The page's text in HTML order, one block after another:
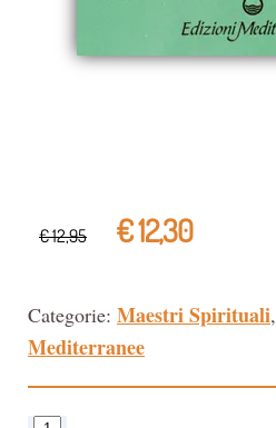
€ 12,95 € 12,30
Categorie: Maestri Spirituali,
Mediterranee